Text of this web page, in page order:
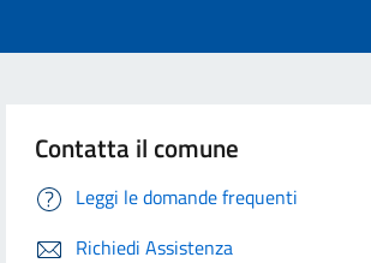
Contatta il comune
Leggi le domande frequenti
Richiedi Assistenza